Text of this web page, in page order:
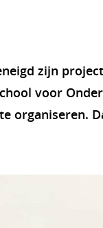
zijn
voor
organiseren.